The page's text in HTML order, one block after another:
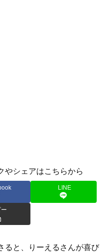
やシェアはこちらから
LINE
ると、りーえるさんが喜び